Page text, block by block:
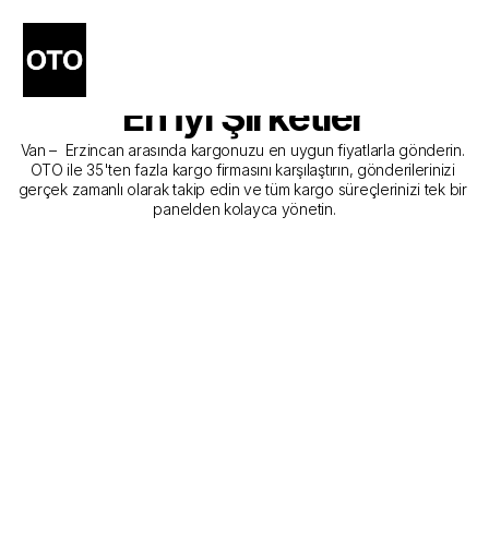
Van - Erzincan Kargo
Gönderim Hizmeti Sunan
En İyi Şirketler
Van –  Erzincan arasında kargonuzu en uygun fiyatlarla gönderin.
OTO ile 35'ten fazla kargo firmasını karşılaştırın, gönderilerinizi
gerçek zamanlı olarak takip edin ve tüm kargo süreçlerinizi tek bir
panelden kolayca yönetin.